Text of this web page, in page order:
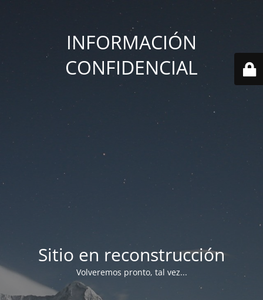
INFORMACIÓN
CONFIDENCIAL
Sitio en reconstrucción
Volveremos pronto, tal vez...